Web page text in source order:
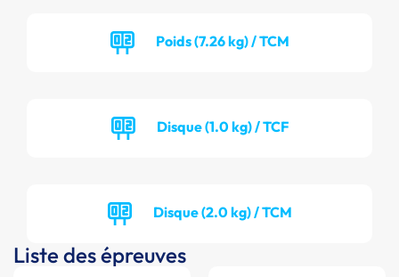
Poids (7.26 kg) / TCM
Disque (1.0 kg) / TCF
Disque (2.0 kg) / TCM
Liste des épreuves